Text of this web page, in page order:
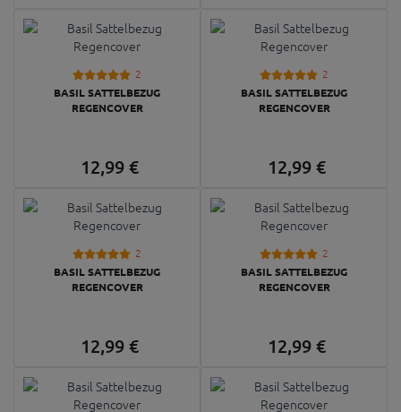
2
BASIL SATTELBEZUG
REGENCOVER
12,99€
2
BASIL SATTELBEZUG
REGENCOVER
12,99€
2
BASIL SATTELBEZUG
REGENCOVER
12,99€
2
BASIL SATTELBEZUG
REGENCOVER
12,99€